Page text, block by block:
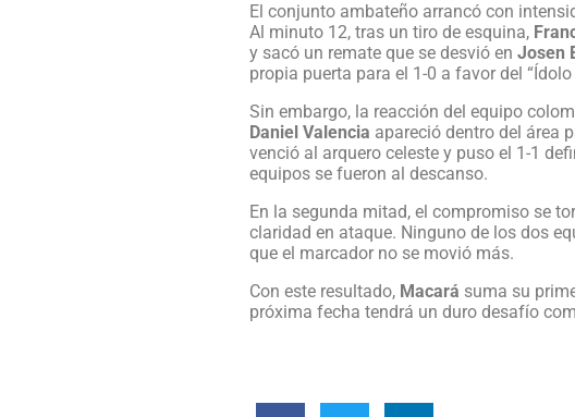
El conjunto ambateño arrancó con
Al minuto 12, tras un tiro de esquina,
y sacó un remate que se desvió en Josen
propia puerta para el 1-0 a favor del “Ídolo
Sin embargo, la reacción del equipo
Daniel Valencia apareció dentro del área
venció al arquero celeste y puso el 1-1
equipos se fueron al descanso.
En la segunda mitad, el compromiso se
claridad en ataque. Ninguno de los dos
que el marcador no se movió más.
Con este resultado, Macará suma su
próxima fecha tendrá un duro desafío